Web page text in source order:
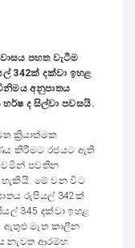
පහත වැටීම
342ක් දක්වා ඉහළ
අනුපාතය
ද සිල්වා පවසයි.
ක්‍රියාත්මක
කිරීමට රජයට ඇති
පවතින
හැකියි. මේ වන විට
රුපියල් 342ක්
345 දක්වා ඉහළ
ඇතුළු මෑත කාලීන
නැවත ආරම්භ